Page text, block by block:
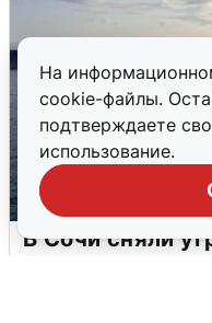
На
cookie-файлы.
подтверждаете
использование.
В Сочи сняли